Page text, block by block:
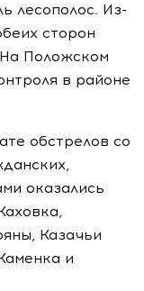
лесополос. Из-
сторон
Положском
в районе
обстрелов со
оказались
Казачьи
и